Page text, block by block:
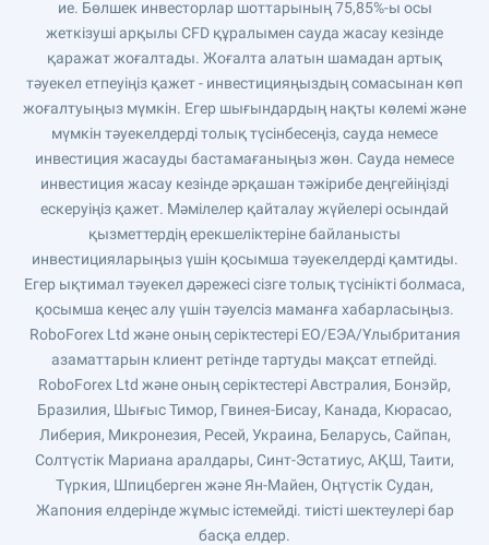
ие. Бөлшек инвесторлар шоттарының 75,85%-ы осы
жеткізуші арқылы CFD құралымен сауда жасау кезінде
қаражат жоғалтады. Жоғалта алатын шамадан артық
тәуекел етпеуіңіз қажет - инвестицияңыздың сомасынан көп
жоғалтуыңыз мүмкін. Егер шығындардың нақты көлемі және
мүмкін тәуекелдерді толық түсінбесеңіз, сауда немесе
инвестиция жасауды бастамағаныңыз жөн. Сауда немесе
инвестиция жасау кезінде әрқашан тәжірибе деңгейіңізді
ескеруіңіз қажет. Мәмілелер қайталау жүйелері осындай
қызметтердің ерекшеліктеріне байланысты
инвестицияларыңыз үшін қосымша тәуекелдерді қамтиды.
Егер ықтимал тәуекел дәрежесі сізге толық түсінікті болмаса,
қосымша кеңес алу үшін тәуелсіз маманға хабарласыңыз.
RoboForex Ltd және оның серіктестері ЕО/ЕЭА/Ұлыбритания
азаматтарын клиент ретінде тартуды мақсат етпейді.
RoboForex Ltd және оның серіктестері Австралия, Бонэйр,
Бразилия, Шығыс Тимор, Гвинея-Бисау, Канада, Кюрасао,
Либерия, Микронезия, Ресей, Украина, Беларусь, Сайпан,
Солтүстік Мариана аралдары, Синт-Эстатиус, АҚШ, Таити,
Түркия, Шпицберген және Ян-Майен, Оңтүстік Судан,
Жапония елдерінде жұмыс істемейді. тиісті шектеулері бар
басқа елдер.